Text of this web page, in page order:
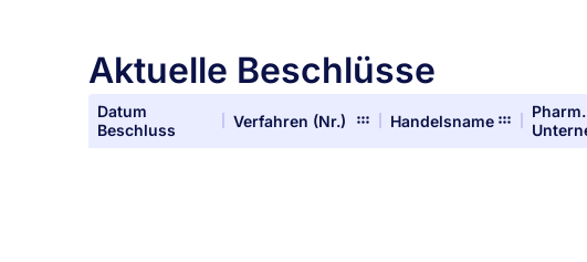
Aktuelle Beschlüsse
Datum
Beschluss
Verfahren (Nr.) Handelsname
Pharm.